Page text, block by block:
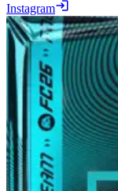
Instagram